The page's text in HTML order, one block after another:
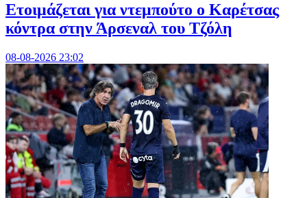
Ετοιμάζεται για ντεμπούτο ο Καρέτσας
κόντρα στην Άρσεναλ του Τζόλη
08-08-2026 23:02